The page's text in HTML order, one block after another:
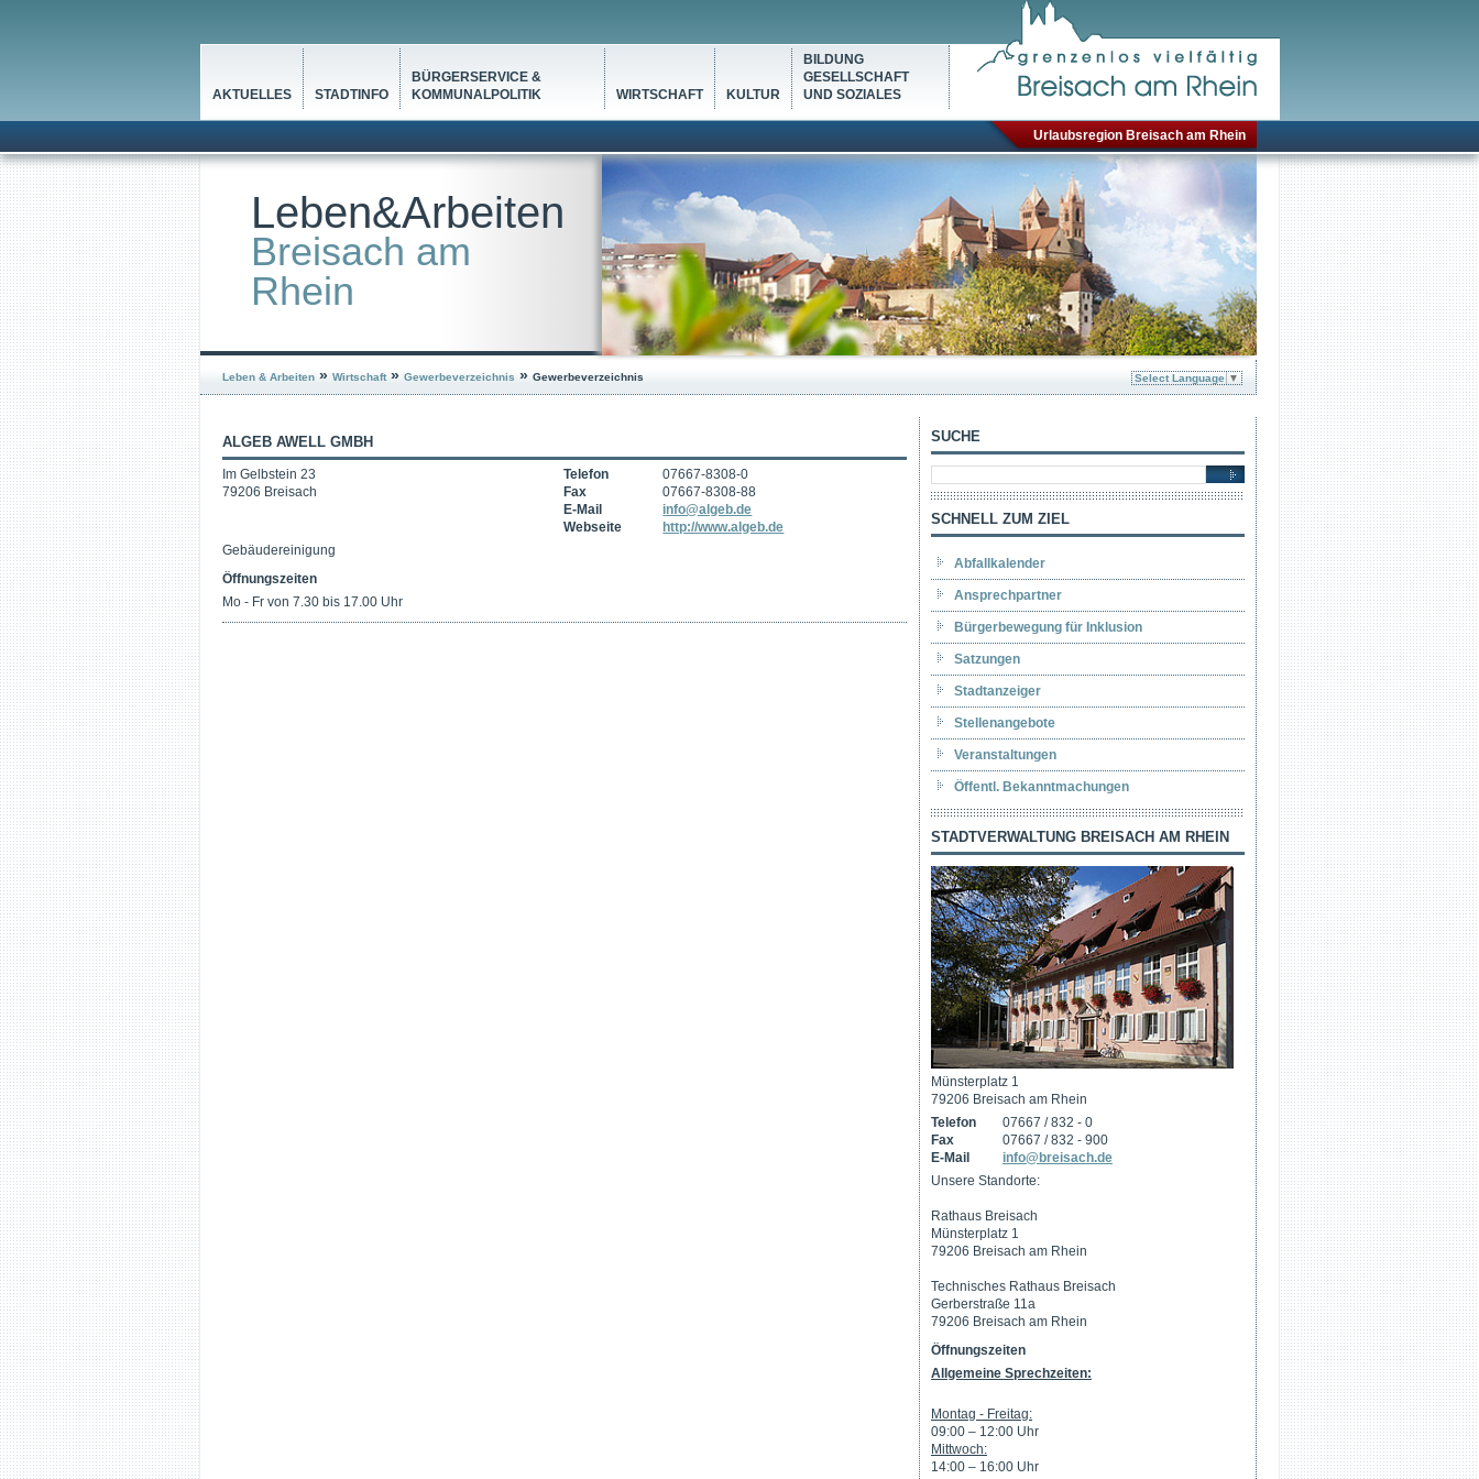
AKTUELLES STADTINFO
BÜRGERSERVICE &
KOMMUNALPOLITIK
WIRTSCHAFT KULTUR
BILDUNG
GESELLSCHAFT
UND SOZIALES
Urlaubsregion Breisach am Rhein
Leben&Arbeiten
Breisach am
Rhein
Leben & Arbeiten » Wirtschaft» Gewerbeverzeichnis » Gewerbeverzeichnis Select Language ▼
ALGEB AWELL GMBH
Im Gelbstein 23
79206 Breisach
Telefon
07667-8308-0
Fax
07667-8308-88
E-Mail
info@algeb.de
Webseite
http://www.algeb.de
Gebäudereinigung
Öffnungszeiten
Mo - Fr von 7.30 bis 17.00 Uhr
SUCHE
SCHNELL ZUM ZIEL
Abfallkalender
Ansprechpartner
Bürgerbewegung für Inklusion
Satzungen
Stadtanzeiger
Stellenangebote
Veranstaltungen
Öffentl. Bekanntmachungen
STADTVERWALTUNG BREISACH AM RHEIN
Münsterplatz 1
79206 Breisach am Rhein
Telefon
07667 / 832 - 0
Fax
07667 / 832 - 900
E-Mail
info@breisach.de
Unsere Standorte:
Rathaus Breisach
Münsterplatz 1
79206 Breisach am Rhein
Technisches Rathaus Breisach
Gerberstraße 11a
79206 Breisach am Rhein
Öffnungszeiten
Allgemeine Sprechzeiten:
Montag - Freitag:
09:00 – 12:00 Uhr
Mittwoch:
14:00 – 16:00 Uhr